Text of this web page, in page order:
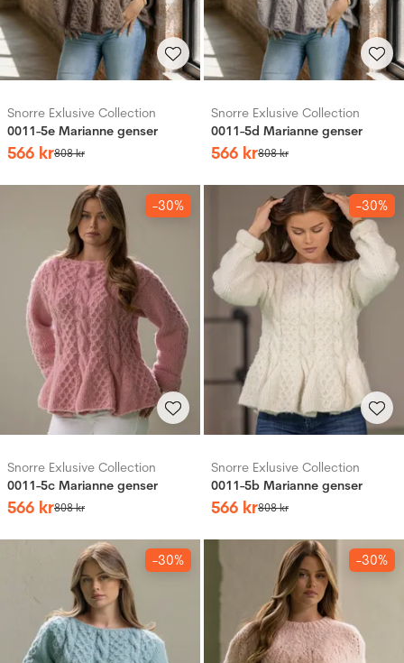
Snorre Exlusive Collection
0011-5e Marianne genser
566 kr808kr
Snorre Exlusive Collection
0011-5d Marianne genser
566 kr808kr
-30%
Snorre Exlusive Collection
0011-5c Marianne genser
566 kr808kr
-30%
Snorre Exlusive Collection
0011-5b Marianne genser
566 kr808kr
-30% -30%